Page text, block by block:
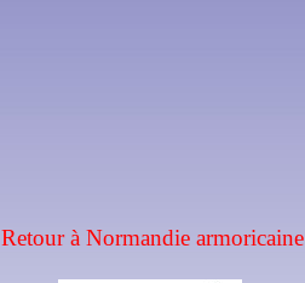
Retour à Normandie armoricaine